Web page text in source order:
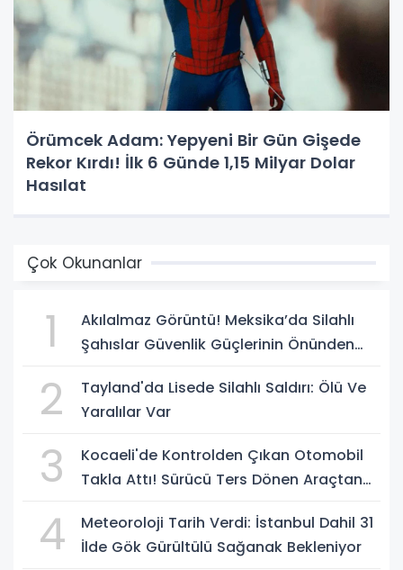
Örümcek Adam: Yepyeni Bir Gün Gişede
Rekor Kırdı! İlk 6 Günde 1,15 Milyar Dolar
Hasılat
Çok Okunanlar
1
Akılalmaz Görüntü! Meksika’da Silahlı
Şahıslar Güvenlik Güçlerinin Önünden
2
Tayland'da Lisede Silahlı Saldırı: Ölü Ve
Yaralılar Var
3
Kocaeli'de Kontrolden Çıkan Otomobil
Takla Attı! Sürücü Ters Dönen Araçtan
4
Meteoroloji Tarih Verdi: İstanbul Dahil 31
İlde Gök Gürültülü Sağanak Bekleniyor